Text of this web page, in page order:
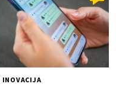
INOVACIJA